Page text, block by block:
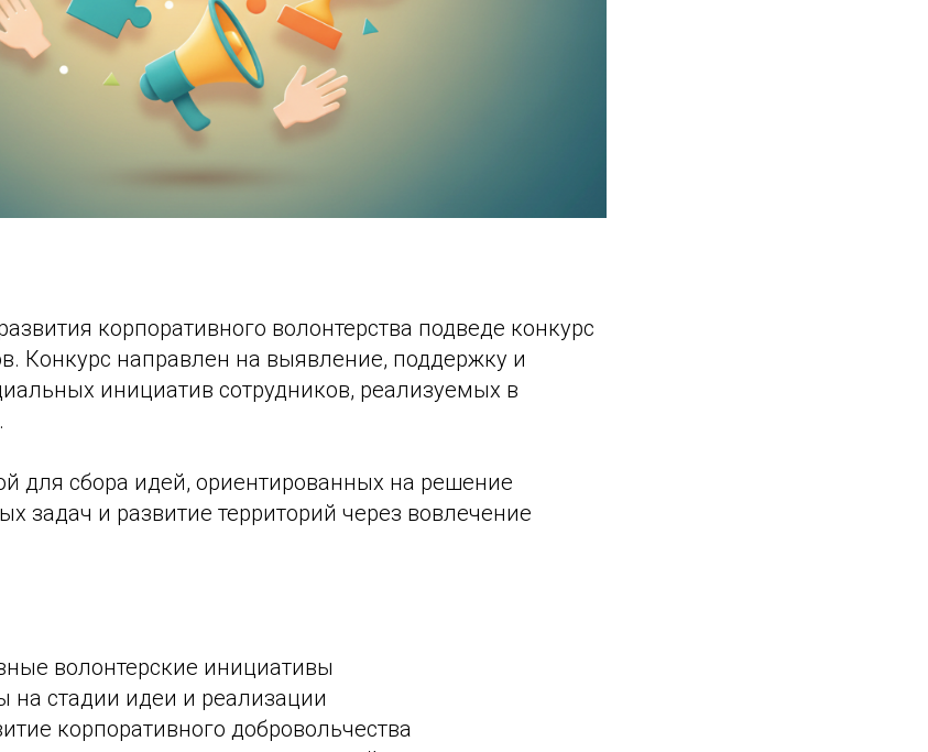
корпоративного волонтерства подведе конкурс
Конкурс направлен на выявление, поддержку и
инициатив сотрудников, реализуемых в
для сбора идей, ориентированных на решение
задач и развитие территорий через вовлечение
волонтерские инициативы
на стадии идеи и реализации
корпоративного добровольчества